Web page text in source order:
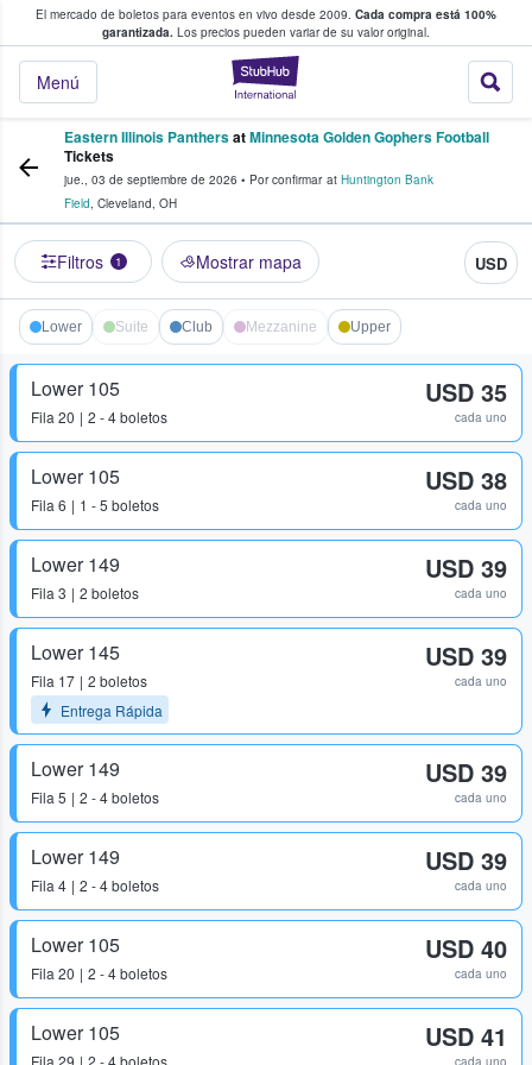
El mercado de boletos para eventos en vivo desde 2009. Cada compra está 100%
garantizada. Los precios pueden variar de su valor original.
StubHub: donde
Menú
fans compran y venden boletos
Eastern Illinois PanthersatMinnesota Golden Gophers Football
Tickets
jue., 03 de septiembre de 2026 • Por confirmar at Huntington Bank
Field, Cleveland, OH
Filtros 1 Mostrar mapa USD
Lower Suite Club Mezzanine Upper
Lower 105
Fila 20 2 - 4 boletos
USD 35
cada uno
Lower 105
Fila 6 1 - 5 boletos
USD 38
cada uno
Lower 149
Fila 3 2 boletos
USD 39
cada uno
Lower 145
Fila 17
2 boletos
Entrega Rápida
USD 39
cada uno
Lower 149
Fila 5 2 - 4 boletos
USD 39
cada uno
Lower 149
Fila 4 2 - 4 boletos
USD 39
cada uno
Lower 105
Fila 20 2 - 4 boletos
USD 40
cada uno
Lower 105
Fila 29 2 - 4 boletos
USD 41
cada uno